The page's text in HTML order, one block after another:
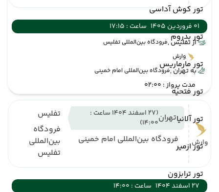
تور کوش آداسی
تور بدروم
تور مارماریس
تور فتحیه
تور آلانیا
تور ازمیر
تور ترابزون
01 فروردین 1405
ساعت : 17:15
از تفلیس ,فرودگاه بین‌المللی تفلیس
وارش
به تهران ,فرودگاه بین‌المللی امام خمینی
مدت پرواز : 02:00
وارش
تهران
(27 اسفند 1404 ساعت :
14:00)
فرودگاه بین‌المللی امام خمینی
تفلیس
فرودگاه
بین‌المللی
تفلیس
27 اسفند 1404
ساعت : 14:00